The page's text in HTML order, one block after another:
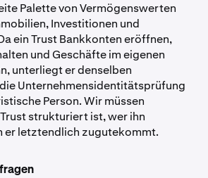
Palette von Vermögenswerten
Investitionen und
ein Trust Bankkonten eröffnen,
und Geschäfte im eigenen
unterliegt er denselben
Unternehmensidentitätsprüfung
Person. Wir müssen
strukturiert ist, wer ihn
er letztendlich zugutekommt.